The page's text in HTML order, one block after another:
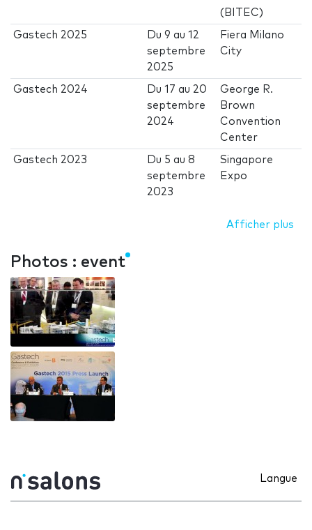
(BITEC)
Gastech 2025 Du9 au12
septembre
2025
Fiera Milano
City
Gastech 2024 Du17 au 20
septembre
2024
George R.
Brown
Convention
Center
Gastech 2023 Du 5 au8
septembre
2023
Singapore
Expo
Afficher plus
Photos : event
Langue